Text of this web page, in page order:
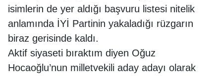
isimlerin de yer aldığı başvuru listesi nitelik
anlamında İYİ Partinin yakaladığı rüzgarın
biraz gerisinde kaldı.
Aktif siyaseti bıraktım diyen Oğuz
Hocaoğlu’nun milletvekili aday adayı olarak